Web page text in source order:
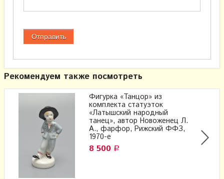
Рекомендуем также посмотреть
Фигурка «Танцор» из
комплекта статуэток
«Латышский народный
танец», автор Новоженец Л.
А., фарфор, Рижский ФФЗ,
1970-е
8 500 Р